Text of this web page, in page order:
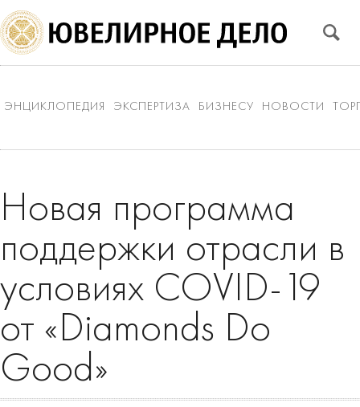
ЭНЦИКЛОПЕДИЯ ЭКСПЕРТИЗА БИЗНЕСУ НОВОСТИ
Новая программа
поддержки отрасли в
условиях COVID-19
от «Diamonds Do
Good»